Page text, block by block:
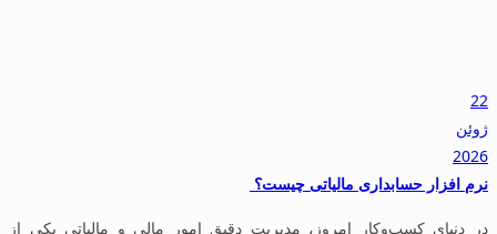
22
ژوئن
2026
نرم افزار حسابداری مالیاتی چیست؟
در دنیای کسب‌وکار امروز، مدیریت دقیق امور مالی و مالیاتی یکی از